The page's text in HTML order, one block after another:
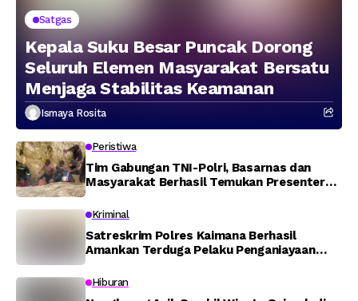
Satgas
Kepala Suku Besar Puncak Dorong
Seluruh Elemen Masyarakat Bersatu
Menjaga Stabilitas Keamanan
Ismaya Rosita
Peristiwa
Tim Gabungan TNI-Polri, Basarnas dan
Masyarakat Berhasil Temukan Presenter
Memti
Kriminal
Satreskrim Polres Kaimana Berhasil
Amankan Terduga Pelaku Penganiayaan
Hiburan